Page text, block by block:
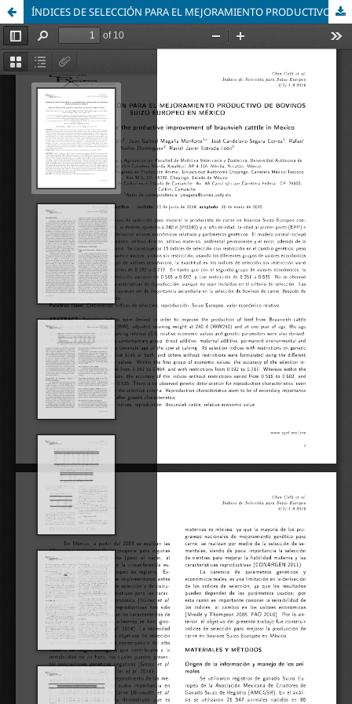
ÍNDICES DE SELECCIÓN PARA EL MEJORAMIENTO PRODUCTIVO EN BOVINOS SUIZO EUROPEO EN MÉXICO